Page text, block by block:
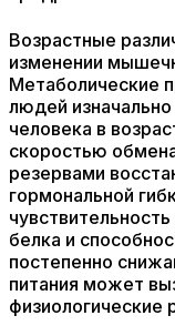
Возрастные
изменении
Метаболические
людей
человека в
скоростью
резервами
гормональной
белка и
постепенно
питания может
физиологические